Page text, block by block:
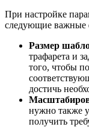
При настройке
следующие важные
Размер
трафарета и
того, чтобы
достичь
нужно также
получить